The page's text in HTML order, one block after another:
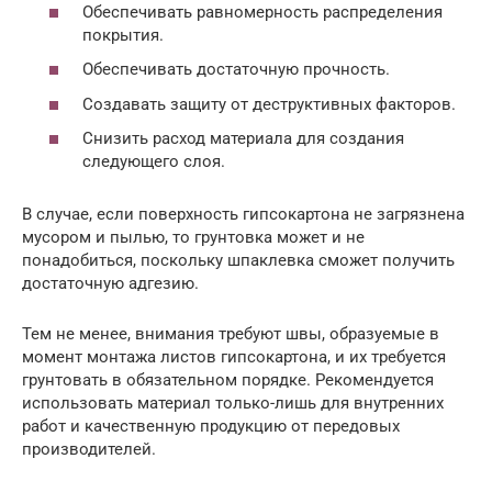
Обеспечивать равномерность распределения
покрытия.
Обеспечивать достаточную прочность.
Создавать защиту от деструктивных факторов.
Снизить расход материала для создания
следующего слоя.
В случае, если поверхность гипсокартона не загрязнена
мусором и пылью, то грунтовка может и не
понадобиться, поскольку шпаклевка сможет получить
достаточную адгезию.
Тем не менее, внимания требуют швы, образуемые в
момент монтажа листов гипсокартона, и их требуется
грунтовать в обязательном порядке. Рекомендуется
использовать материал только-лишь для внутренних
работ и качественную продукцию от передовых
производителей.